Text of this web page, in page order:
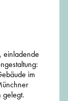
einladende
im
gelegt.